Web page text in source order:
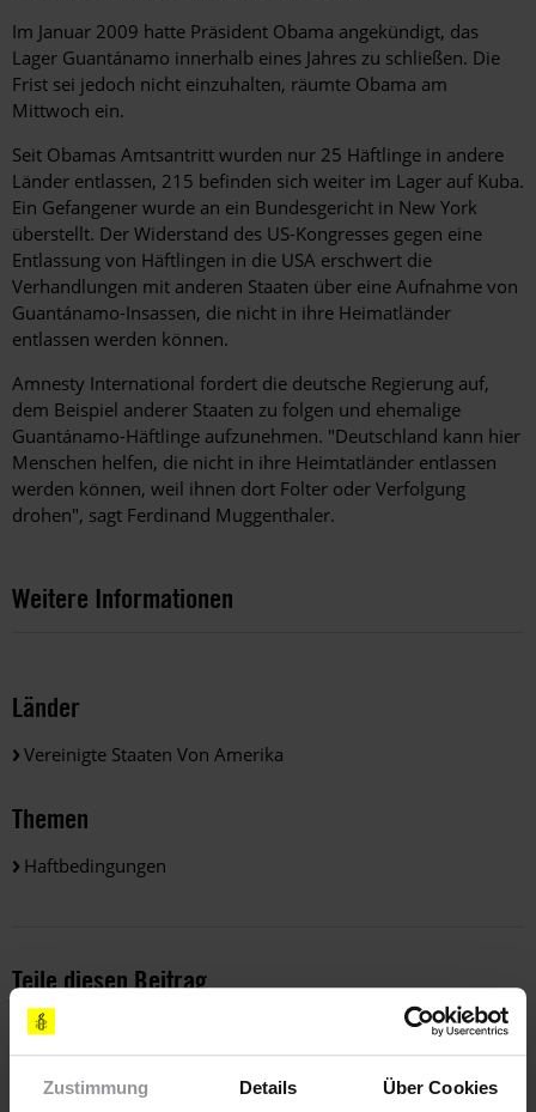
Zustimmung Details Über Cookies
Im Januar 2009 hatte Präsident Obama angekündigt, das
Lager Guantánamo innerhalb eines Jahres zu schließen. Die
Frist sei jedoch nicht einzuhalten, räumte Obama am
Mittwoch ein.
Seit Obamas Amtsantritt wurden nur 25 Häftlinge in andere
Länder entlassen, 215 befinden sich weiter im Lager auf Kuba.
Ein Gefangener wurde an ein Bundesgericht in New York
überstellt. Der Widerstand des US-Kongresses gegen eine
Entlassung von Häftlingen in die USA erschwert die
Verhandlungen mit anderen Staaten über eine Aufnahme von
Guantánamo-Insassen, die nicht in ihre Heimatländer
entlassen werden können.
Amnesty International fordert die deutsche Regierung auf,
dem Beispiel anderer Staaten zu folgen und ehemalige
Guantánamo-Häftlinge aufzunehmen. "Deutschland kann hier
Menschen helfen, die nicht in ihre Heimtatländer entlassen
werden können, weil ihnen dort Folter oder Verfolgung
drohen", sagt Ferdinand Muggenthaler.
Weitere Informationen
Länder
Vereinigte Staaten Von Amerika
Themen
Haftbedingungen
Teile diesen Beitrag